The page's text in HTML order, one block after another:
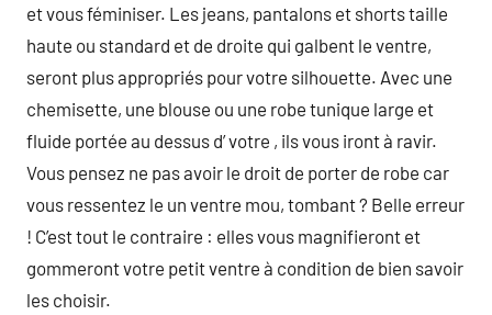
et vous féminiser. Les jeans, pantalons et shorts taille
haute ou standard et de droite qui galbent le ventre,
seront plus appropriés pour votre silhouette. Avec une
chemisette, une blouse ou une robe tunique large et
fluide portée au dessus d’ votre , ils vous iront à ravir.
Vous pensez ne pas avoir le droit de porter de robe car
vous ressentez le un ventre mou, tombant ? Belle erreur
! C’est tout le contraire : elles vous magnifieront et
gommeront votre petit ventre à condition de bien savoir
les choisir.